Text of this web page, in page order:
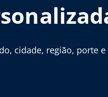
cidade, região, porte e